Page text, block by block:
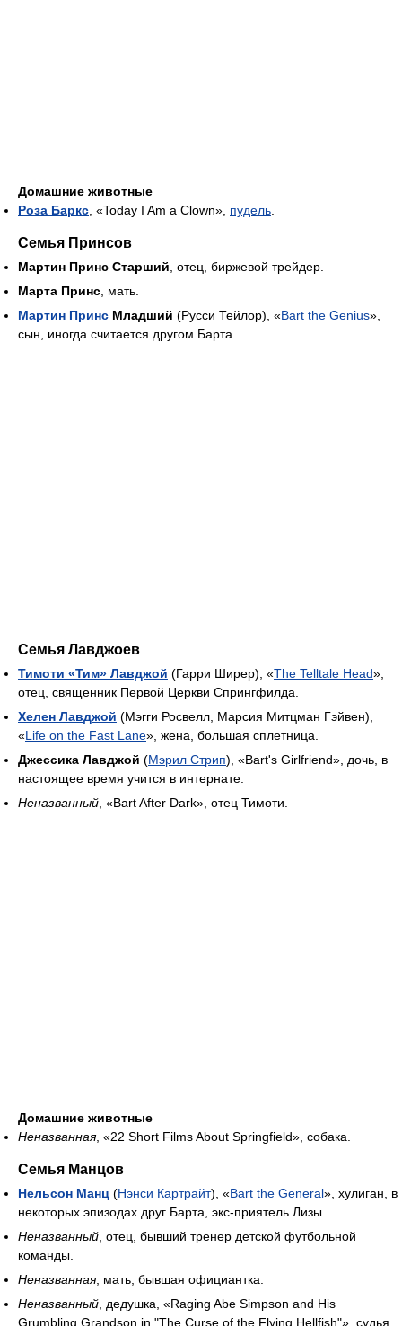
Домашние животные
Роза Баркс , «Today I Am a Clown», пудель
Семья Принсов
Мартин Принс Старший , отец, биржевой трейдер.
Марта Принс , мать.
Мартин Принс Младший (Русси Тейлор), «Bart the Genius»,
сын, иногда считается другом Барта.
Семья Лавджоев
Тимоти «Тим» Лавджой (Гарри Ширер), «The Telltale Head»,
отец, священник Первой Церкви Спрингфилда.
Хелен Лавджой (Мэгги Росвелл, Марсия Митцман Гэйвен),
«Life on the Fast Lane», жена, большая сплетница.
Джессика Лавджой (Мэрил Стрип), «Bart's Girlfriend», дочь, в
настоящее время учится в интернате.
Неназванный , «Bart After Dark», отец Тимоти.
Домашние животные
Неназванная, «22 Short Films About Springfield», собака.
Семья Манцов
Нельсон Манц (Нэнси Картрайт), «Bart the General», хулиган, в
некоторых эпизодах друг Барта, экс-приятель Лизы.
Неназванный , отец, бывший тренер детской футбольной
команды.
Неназванная, мать, бывшая официантка.
Неназванный , дедушка, «Raging Abe Simpson and His
Grumbling Grandson in "The Curse of the Flying Hellfish"», судья.